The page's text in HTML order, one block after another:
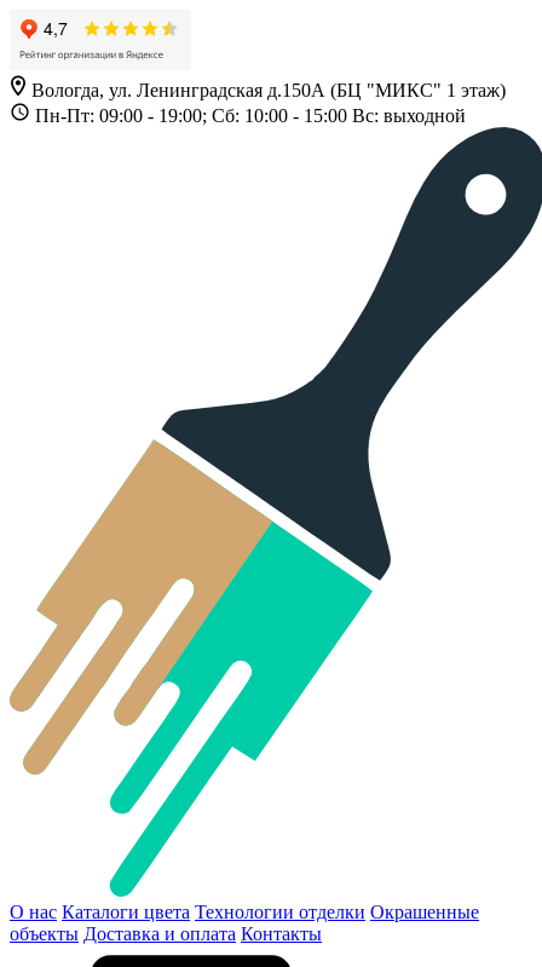
Вологда, ул. Ленинградская д.150А (БЦ "МИКС" 1 этаж)
Пн-Пт: 09:00 - 19:00; Сб: 10:00 - 15:00 Вс: выходной
О нас Каталоги цвета Технологии отделки Окрашенные
объекты Доставка и оплата Контакты